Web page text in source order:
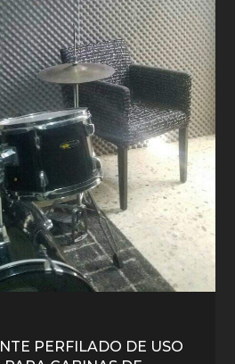
PERFILADO DE USO